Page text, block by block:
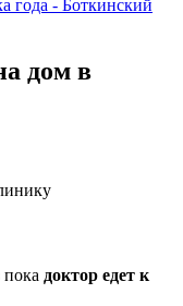
дом в
доктор едет к